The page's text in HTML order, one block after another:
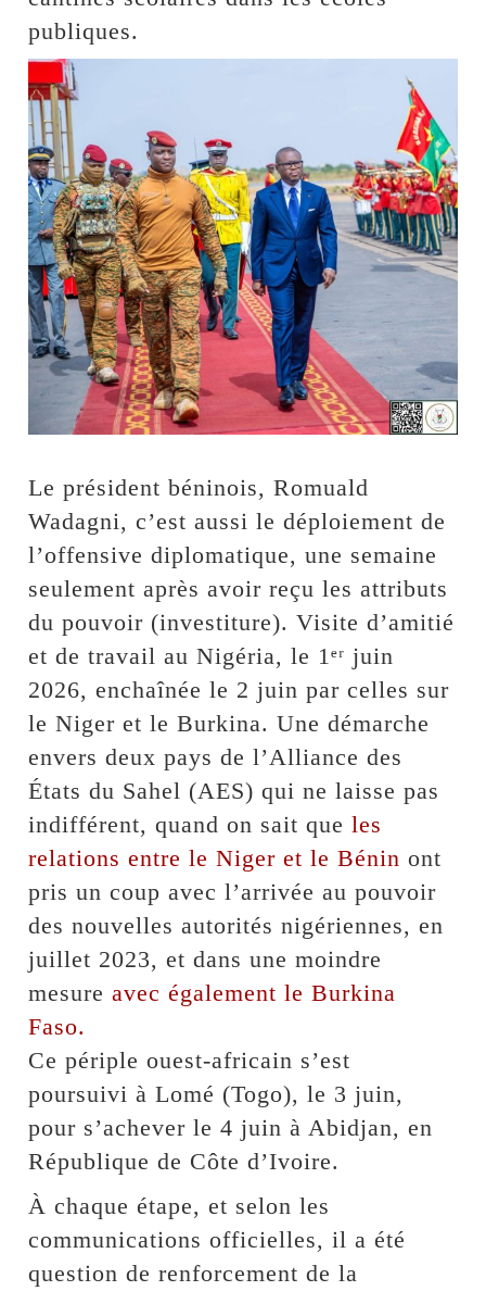
publiques.
Le président béninois, Romuald
Wadagni, c’est aussi le déploiement de
l’offensive diplomatique, une semaine
seulement après avoir reçu les attributs
du pouvoir (investiture). Visite d’amitié
et de travail au Nigéria, le 1ᵉʳ juin
2026, enchaînée le 2 juin par celles sur
le Niger et le Burkina. Une démarche
envers deux pays de l’Alliance des
États du Sahel (AES) qui ne laisse pas
indifférent, quand on sait queles
relations entre le Niger et le Bénin ont
pris un coup avec l’arrivée au pouvoir
des nouvelles autorités nigériennes, en
juillet 2023, et dans une moindre
mesureavec également le Burkina
Faso.
Ce périple ouest-africain s’est
poursuivi à Lomé (Togo), le 3 juin,
pour s’achever le 4 juin à Abidjan, en
République de Côte d’Ivoire.
À chaque étape, et selon les
communications officielles, il a été
question de renforcement de la